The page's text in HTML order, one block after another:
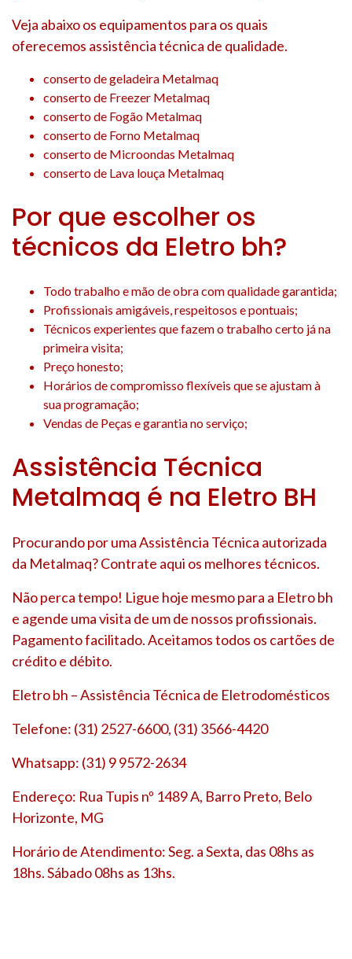
Veja abaixo os equipamentos para os quais
oferecemos assistência técnica de qualidade.
conserto de geladeira Metalmaq
conserto de Freezer Metalmaq
conserto de Fogão Metalmaq
conserto de Forno Metalmaq
conserto de Microondas Metalmaq
conserto de Lava louça Metalmaq
Por que escolher os
técnicos da Eletro bh?
Todo trabalho e mão de obra com qualidade garantida;
Profissionais amigáveis, respeitosos e pontuais;
Técnicos experientes que fazem o trabalho certo já na
primeira visita;
Preço honesto;
Horários de compromisso flexíveis que se ajustam à
sua programação;
Vendas de Peças e garantia no serviço;
Assistência Técnica
Metalmaq é na Eletro BH
Procurando por uma Assistência Técnica autorizada
da Metalmaq? Contrate aqui os melhores técnicos.
Não perca tempo! Ligue hoje mesmo para a Eletro bh
e agende uma visita de um de nossos profissionais.
Pagamento facilitado. Aceitamos todos os cartões de
crédito e débito.
Eletro bh – Assistência Técnica de Eletrodomésticos
Telefone: (31) 2527-6600, (31) 3566-4420
Whatsapp: (31) 9 9572-2634
Endereço: Rua Tupis nº 1489 A, Barro Preto, Belo
Horizonte, MG
Horário de Atendimento: Seg. a Sexta, das 08hs as
18hs. Sábado 08hs as 13hs.